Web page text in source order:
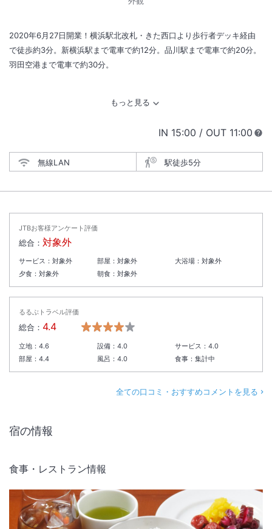
2020年6月27日開業！横浜駅北改札・きた西口より歩行者デッキ経由
で徒歩約3分。新横浜駅まで電車で約12分。品川駅まで電車で約20分。
羽田空港まで電車で約30分。
IN チェックイン
15:00 / OUT チェック
11:00
無線LAN 駅徒歩5分
JTBお客様アンケート評価
総合： 対象外
サービス： 対象外 部屋： 対象外 大浴場：対象外
夕食： 対象外 朝食： 対象外
るるぶトラベル評価
総合： 4.4
立地： 4.6 設備： 4.0 サービス：4.0
部屋： 4.4 風呂： 4.0 食事：集計中
全ての口コミ・おすすめコメントを見る
宿の情報
食事・レストラン情報